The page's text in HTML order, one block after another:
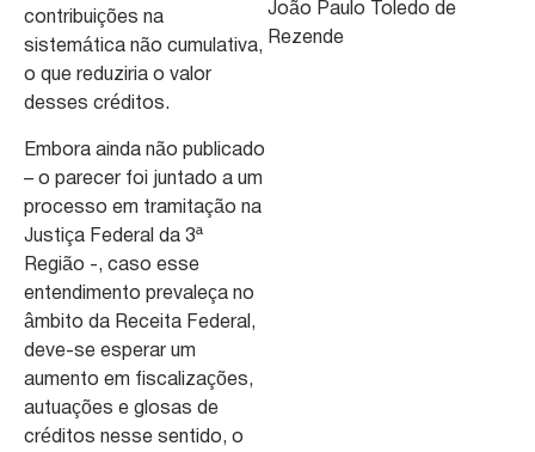
contribuições na
sistemática não cumulativa,
o que reduziria o valor
desses créditos.
Embora ainda não publicado
– o parecer foi juntado a um
processo em tramitação na
Justiça Federal da 3ª
Região -, caso esse
entendimento prevaleça no
âmbito da Receita Federal,
deve-se esperar um
aumento em fiscalizações,
autuações e glosas de
créditos nesse sentido, o
João Paulo Toledo de
Rezende